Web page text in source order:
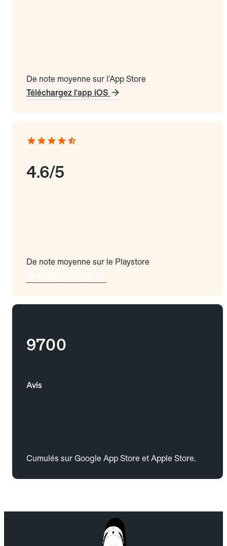
De note moyenne sur l'App Store
Téléchargez l'app iOS
4.6/5
De note moyenne sur le Playstore
9700
Avis
Cumulés sur Google App Store et Apple Store.